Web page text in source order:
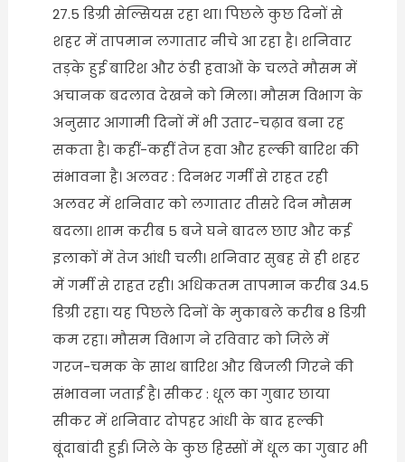
27.5 डिग्री सेल्सियस रहा था। पिछले कुछ दिनों से
शहर में तापमान लगातार नीचे आ रहा है। शनिवार
तड़के हुई बारिश और ठंडी हवाओं के चलते मौसम में
अचानक बदलाव देखने को मिला। मौसम विभाग के
अनुसार आगामी दिनों में भी उतार-चढ़ाव बना रह
सकता है। कहीं-कहीं तेज हवा और हल्की बारिश की
संभावना है। अलवर : दिनभर गर्मी से राहत रही
अलवर में शनिवार को लगातार तीसरे दिन मौसम
बदला। शाम करीब 5 बजे घने बादल छाए और कई
इलाकों में तेज आंधी चली। शनिवार सुबह से ही शहर
में गर्मी से राहत रही। अधिकतम तापमान करीब 34.5
डिग्री रहा। यह पिछले दिनों के मुकाबले करीब 8 डिग्री
कम रहा। मौसम विभाग ने रविवार को जिले में
गरज-चमक के साथ बारिश और बिजली गिरने की
संभावना जताई है। सीकर : धूल का गुबार छाया
सीकर में शनिवार दोपहर आंधी के बाद हल्की
बूंदाबांदी हुई। जिले के कुछ हिस्सों में धूल का गुबार भी